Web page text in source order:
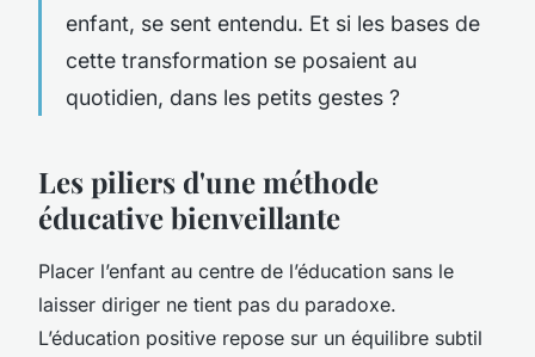
enfant, se sent entendu. Et si les bases de
cette transformation se posaient au
quotidien, dans les petits gestes ?
Les piliers d'une méthode
éducative bienveillante
Placer l’enfant au centre de l’éducation sans le
laisser diriger ne tient pas du paradoxe.
L’éducation positive repose sur un équilibre subtil